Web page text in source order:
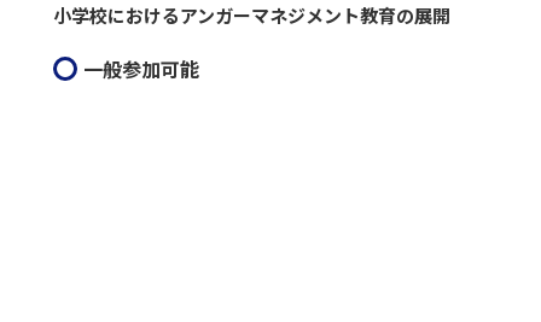
小学校におけるアンガーマネジメント教育の展開
一般参加可能